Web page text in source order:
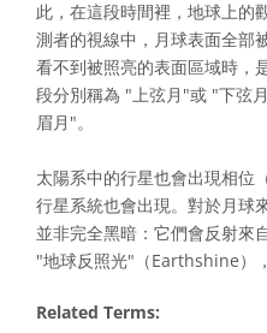
此，在這段時間裡，地球上的
測者的視線中，月球表面全部
看不到被照亮的表面區域時，
段分別稱為 "上弦月"或 "下弦
眉月"。
太陽系中的行星也會出現相位
行星系統也會出現。對於月球
並非完全黑暗：它們會反射來
"地球反照光"（Earthshine）
Related Terms: